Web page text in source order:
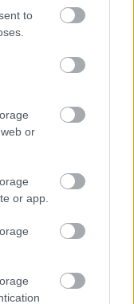
to
or
or app.